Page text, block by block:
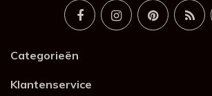
Categorieën
Klantenservice